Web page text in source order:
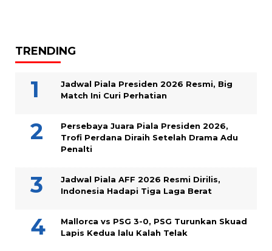
TRENDING
Jadwal Piala Presiden 2026 Resmi, Big
Match Ini Curi Perhatian
Persebaya Juara Piala Presiden 2026,
Trofi Perdana Diraih Setelah Drama Adu
Penalti
Jadwal Piala AFF 2026 Resmi Dirilis,
Indonesia Hadapi Tiga Laga Berat
Mallorca vs PSG 3-0, PSG Turunkan Skuad
Lapis Kedua lalu Kalah Telak